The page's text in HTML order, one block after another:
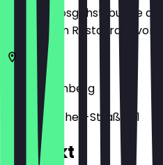
Bevor du losgehst, buche
zeige ihn im Restaurant vor.
90403 Nürnberg
Peter-Vischer-Straße 21
Kontakt